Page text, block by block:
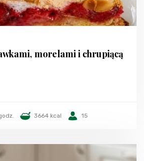
morelami i chrupiącą
3664 kcal 15